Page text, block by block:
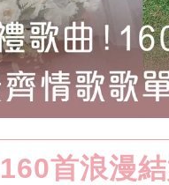
首浪漫